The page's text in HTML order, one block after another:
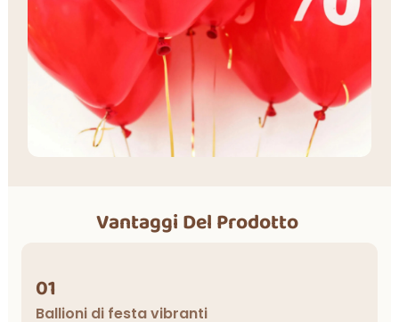
Vantaggi Del Prodotto
01
Ballioni di festa vibranti